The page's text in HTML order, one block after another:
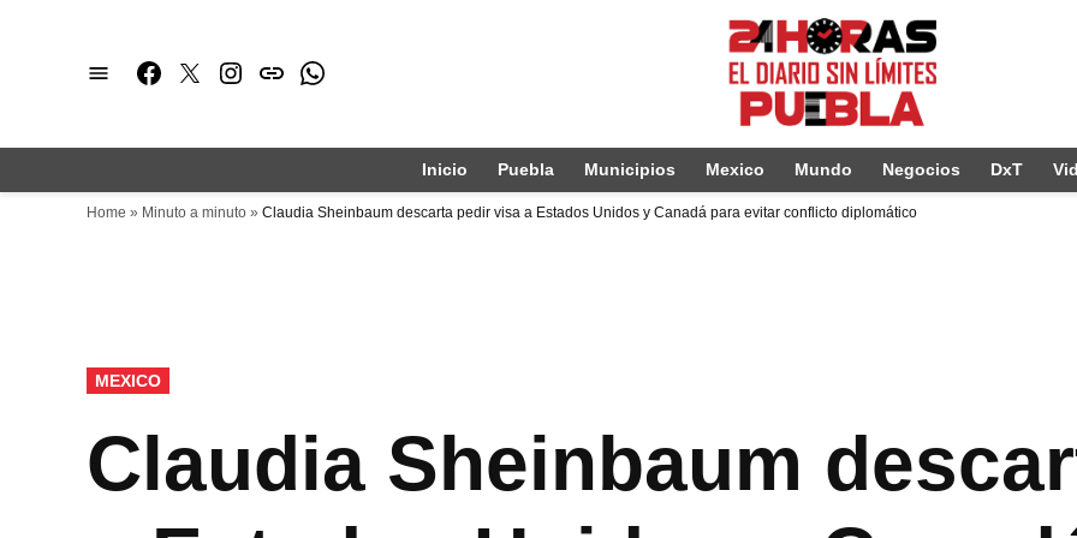
Facebook
TwitterInstagram
issuuWhatsapp
Inicio Puebla Municipios Mexico Mundo Negocios DxT
Home » Minuto a minuto » Claudia Sheinbaum descarta pedir visa a Estados Unidos y Canadá para evitar conflicto diplomático
PUBLICADO
EN
MEXICO
Claudia Sheinbaum